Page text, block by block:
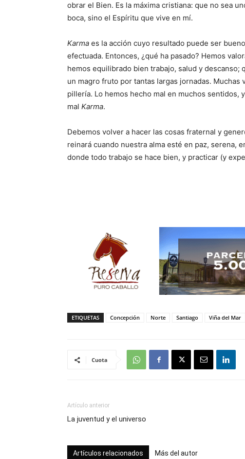
obrar el Bien. Es la máxima cristiana: que no sea
boca, sino el Espíritu que vive en mí.
Karma es la acción cuyo resultado puede ser
efectuada. Entonces, ¿qué ha pasado? Hemos
hemos equilibrado bien trabajo, salud y descanso;
un magro fruto por tantas largas jornadas. Muchas
pillería. Lo hemos hecho mal en muchos sentidos,
mal Karma.
Debemos volver a hacer las cosas fraternal y
reinará cuando nuestra alma esté en paz, serena,
donde todo trabajo se hace bien, y practicar (y
ETIQUETAS Concepción Norte Santiago Viña del Mar
Cuota
Artículo anterior
La juventud y el universo
Artículos relacionados Más del autor